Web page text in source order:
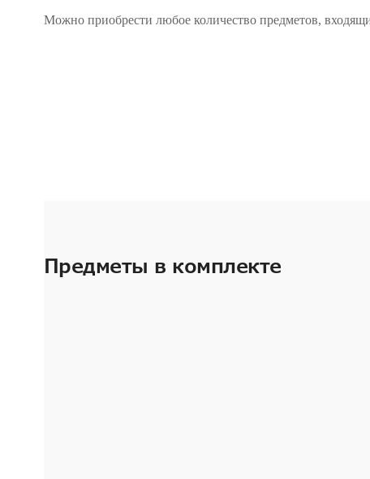
Можно приобрести любое количество предметов,
Предметы в комплекте